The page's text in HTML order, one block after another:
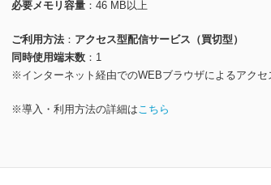
必要メモリ容量
46 MB以上
ご利用方法
アクセス型配信サービス（買切型）
同時使用端末数
1
※インターネット経由でのWEBブラウザによるアクセ
※導入・利用方法の詳細はこちら